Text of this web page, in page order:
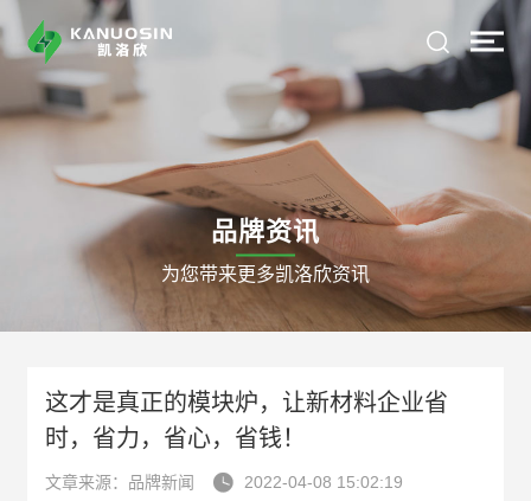
品牌资讯
为您带来更多凯洛欣资讯
这才是真正的模块炉，让新材料企业省
时，省力，省心，省钱！
文章来源：品牌新闻  2022-04-08 15:02:19